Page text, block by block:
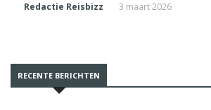
Redactie Reisbizz 3 maart 2026
RECENTE BERICHTEN